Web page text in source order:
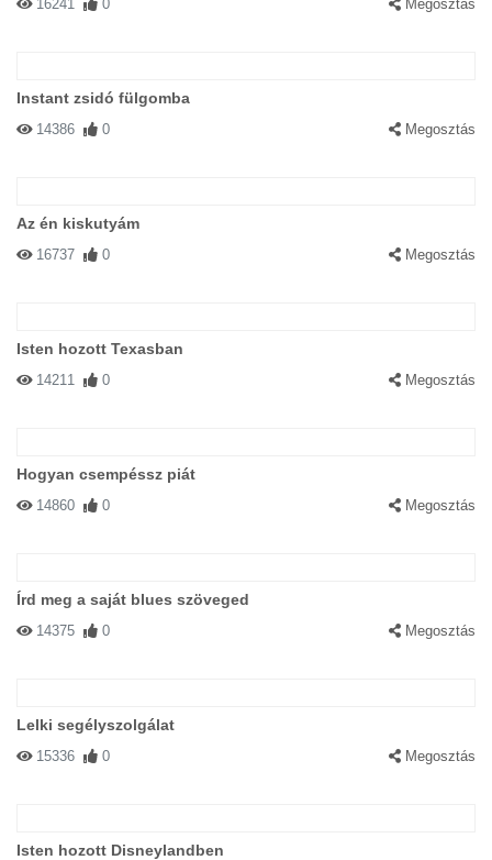
16241 0 Megosztás
Instant zsidó fülgomba
14386 0 Megosztás
Az én kiskutyám
16737 0 Megosztás
Isten hozott Texasban
14211 0 Megosztás
Hogyan csempéssz piát
14860 0 Megosztás
Írd meg a saját blues szöveged
14375 0 Megosztás
Lelki segélyszolgálat
15336 0 Megosztás
Isten hozott Disneylandben